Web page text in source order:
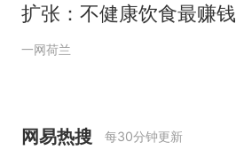
扩张：不健康饮食最赚钱
一网荷兰
网易热搜 每30分钟更新